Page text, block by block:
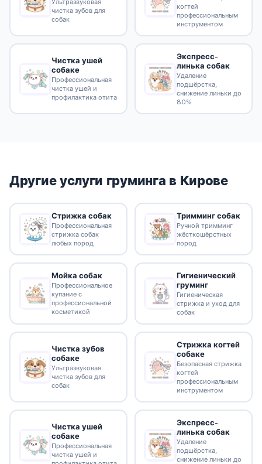
Ультразвуковая
чистка зубов для
собак
когтей
профессиональным
инструментом
Чистка ушей
собаке
Профессиональная
чистка ушей и
профилактика отита
Экспресс-
линька собак
Удаление
подшёрстка,
снижение линьки до
80%
Другие услуги груминга в Кирове
Стрижка собак
Профессиональная
стрижка собак
любых пород
Тримминг собак
Ручной тримминг
жёсткошёрстных
пород
Мойка собак
Профессиональное
купание с
профессиональной
косметикой
Гигиенический
груминг
Гигиеническая
стрижка и уход для
собак
Чистка зубов
собаке
Ультразвуковая
чистка зубов для
собак
Стрижка когтей
собаке
Безопасная стрижка
когтей
профессиональным
инструментом
Чистка ушей
собаке
Профессиональная
чистка ушей и
Экспресс-
линька собак
Удаление
подшёрстка,
снижение линьки до